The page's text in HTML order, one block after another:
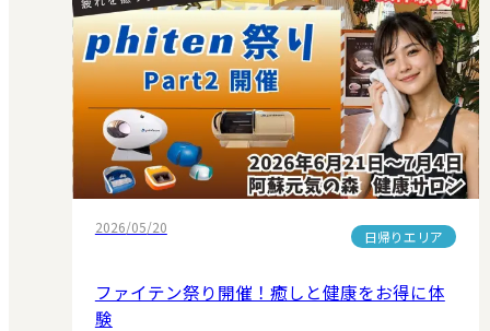
2026/05/20
日帰りエリア
ファイテン祭り開催！癒しと健康をお得に体
験